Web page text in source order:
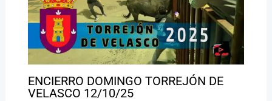
ENCIERRO DOMINGO TORREJÓN DE
VELASCO 12/10/25